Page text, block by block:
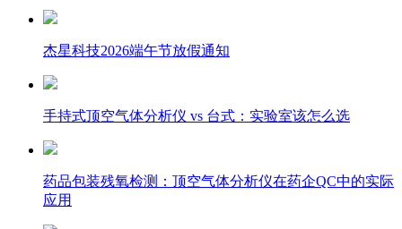
杰星科技2026端午节放假通知
手持式顶空气体分析仪 vs 台式：实验室该怎么选
药品包装残氧检测：顶空气体分析仪在药企QC中的实际
应用